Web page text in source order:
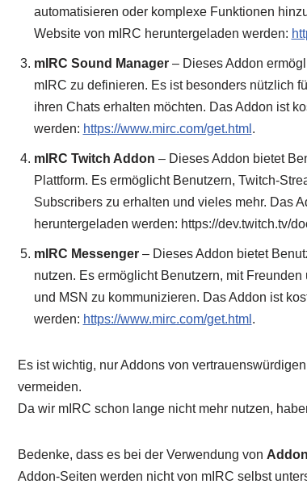
automatisieren oder komplexe Funktionen
Website von mIRC heruntergeladen werden:
mIRC Sound Manager – Dieses Addon
mIRC zu definieren. Es ist besonders nützlich
ihren Chats erhalten möchten. Das Addon ist
werden: https://www.mirc.com/get.html .
mIRC Twitch Addon – Dieses Addon bietet
Plattform. Es ermöglicht Benutzern, Twitch-
Subscribers zu erhalten und vieles mehr. Das
heruntergeladen werden: https://dev.twitch.tv/
mIRC Messenger – Dieses Addon bietet
nutzen. Es ermöglicht Benutzern, mit
und MSN zu kommunizieren. Das Addon ist
werden: https://www.mirc.com/get.html .
Es ist wichtig, nur Addons von
vermeiden.
Da wir mIRC schon lange nicht mehr nutzen,
Bedenke, dass es bei der Verwendung von
Addon-Seiten werden nicht von mIRC selbst